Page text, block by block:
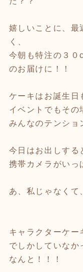
嬉しいことに、最
く、
今朝も特注の３０
のお届けに！！
ケーキはお誕生日
イベントでもその
みんなのテンショ
今日はお出しする
携帯カメラがいっ
あ、私じゃなくて
キャラクターケー
でしかしていなか
なんと！！！